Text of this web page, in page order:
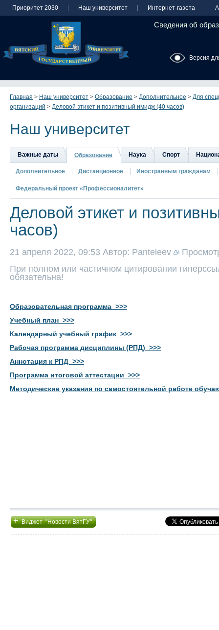
Приоритет 2030 Наш университет Интернет-газета
Сведения об
Версия
Главная > Наш университет > Образование > Дополнительное > Для
организаций > Деловой этикет и позитивный имидж (40 часов)
Наш университет
Важные даты Образование Наука Спорт
Дополнительное Дистанционное Иностранным гражданам
Федеральный проект «Профессионалитет»
Деловой этикет и
часов)
21 апреля 2022, 09:53 Автор: Panteleev
При полном или частичном цитировании
обязательна!
Образовательная программа >>>
Учебный план >>>
Календарный учебный график >>>
Рабочая программа дисциплины (РПД) >>>
Аннотация к РПД >>>
Программа итоговой аттестации >>>
Методические указания по самостоятельной работе
+Виджет "Новости ВятГУ"